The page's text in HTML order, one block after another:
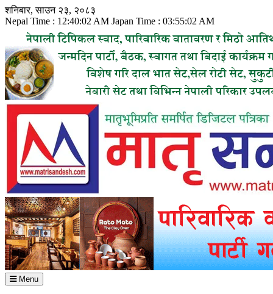
Skip
to
content
शनिबार, साउन २३, २०८३
Nepal Time : 12:40:04 AM Japan Time : 03:55:04 AM
Menu